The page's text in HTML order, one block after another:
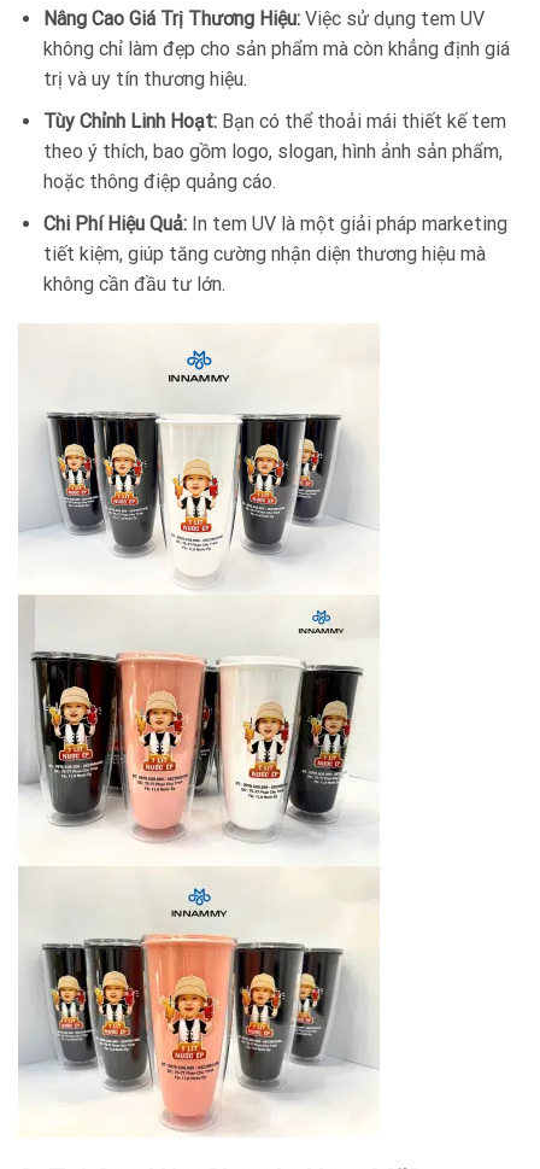
Nâng Cao Giá Trị Thương Hiệu:Việc sử dụng tem UV
không chỉ làm đẹp cho sản phẩm mà còn khẳng định giá
trị và uy tín thương hiệu.
Tùy Chỉnh Linh Hoạt:Bạn có thể thoải mái thiết kế tem
theo ý thích, bao gồm logo, slogan, hình ảnh sản phẩm,
hoặc thông điệp quảng cáo.
Chi Phí Hiệu Quả:In tem UV là một giải pháp marketing
tiết kiệm, giúp tăng cường nhận diện thương hiệu mà
không cần đầu tư lớn.